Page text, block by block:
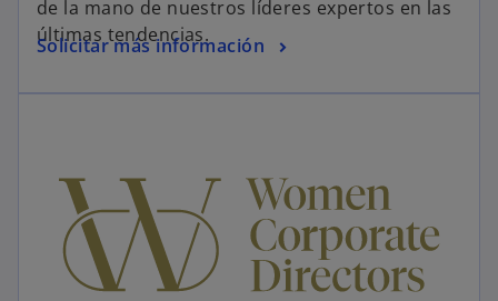
de la mano de nuestros líderes expertos en las
últimas tendencias.
Solicitar más información